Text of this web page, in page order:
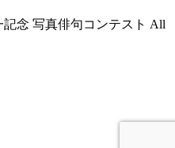
念 写真俳句コンテスト All